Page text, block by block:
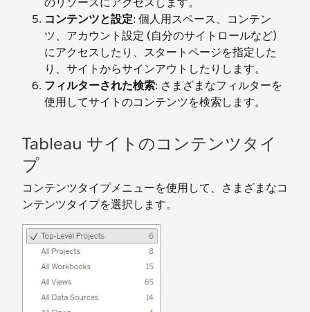
コンテンツと設定: 個人用スペース、コンテン
ツ、アカウント設定 (自分のサイトロールなど)
にアクセスしたり、スタートページを指定した
り、サイトからサインアウトしたりします。
フィルターされた検索: さまざまなフィルターを
使用してサイトのコンテンツを検索します。
Tableau サイトのコンテンツタイ
プ
コンテンツタイプメニューを使用して、さまざまなコ
ンテンツタイプを選択します。